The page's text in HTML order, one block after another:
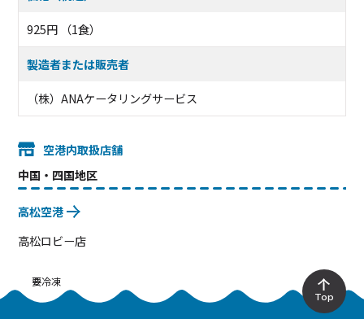
925円 （1食）
製造者または販売者
（株）ANAケータリングサービス
空港内取扱店舗
中国・四国地区
高松空港
高松ロビー店
要冷凍
Top